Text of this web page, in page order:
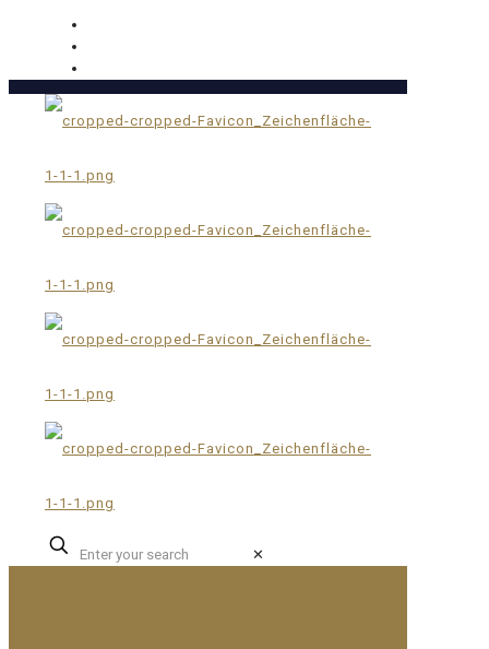
✕